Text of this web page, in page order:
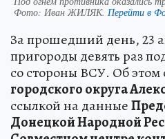
Фото: Иван ЖИЛЯК. Перейти в
За прошедший день, 23
пригороды девять раз
со стороны ВСУ. Об
городского округа
ссылкой на данные
Донецкой Народной